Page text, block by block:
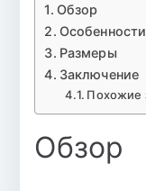
Обзор
Особенности
Размеры
Заключение
Похожие
Обзор